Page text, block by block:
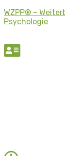
WZPP® –
Psychologie